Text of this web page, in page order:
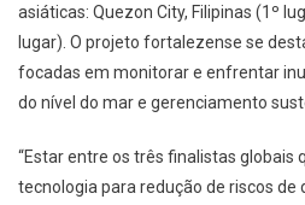
asiáticas: Quezon City, Filipinas (1º
lugar). O projeto fortalezense se
focadas em monitorar e enfrentar
do nível do mar e gerenciamento
“Estar entre os três finalistas globais
tecnologia para redução de riscos de